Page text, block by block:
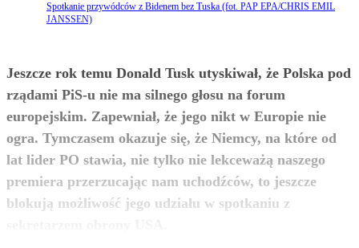
Spotkanie przywódców z Bidenem bez Tuska (fot. PAP EPA/CHRIS EMIL
JANSSEN)
Jeszcze rok temu Donald Tusk utyskiwał, że Polska pod
rządami PiS-u nie ma silnego głosu na forum
europejskim. Zapewniał, że jego nikt w Europie nie
ogra. Tymczasem okazuje się, że Niemcy, na które od
lat lider PO stawia, nie tylko nie lekceważą naszego
premiera przerzucając nam uchodźców, to jeszcze
blokują możliwość jego udziału w spotkaniu z
zobacz więcej